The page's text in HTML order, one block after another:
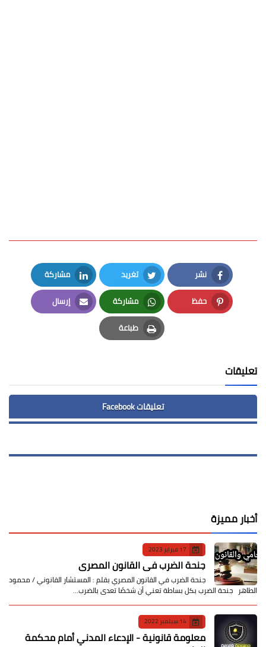
نشر
Facebook
تغريد
Twitter
مشاركة
LinkedIn
حفظ
Pinterest
مشاركة
Whatsapp
إرسال
Email
طباعة
Print
تعليقات
تعليقات Facebook
أخبار مميزة
17 فبراير 2023
جنحة الضرب في القانون المصري
جنحة الضرب في القانون المصري بقلم : المستشار القانوني / محمود
الطاهر جنحة الضرب بكل بساطة تعني أن شخصًا تعدى بالضرب…
14 سبتمبر 2022
معلومة قانونية - الإدعاء المدني أمام محكمة